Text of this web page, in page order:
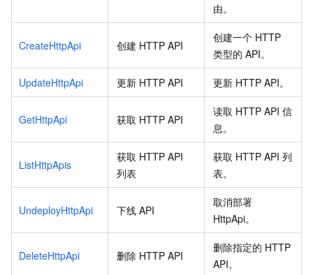
由。
CreateHttpApi 创建 HTTP API
创建一个 HTTP
类型的 API。
UpdateHttpApi 更新 HTTP API 更新 HTTP API。
GetHttpApi 获取 HTTP API
读取 HTTP API 信
息。
ListHttpApis
获取 HTTP API
列表
获取 HTTP API 列
表。
UndeployHttpApi 下线 API
取消部署
HttpApi。
DeleteHttpApi 删除 HTTP API
删除指定的 HTTP
API。